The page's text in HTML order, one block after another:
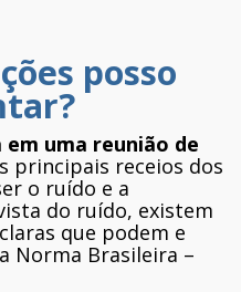
posso
uma reunião de
principais receios dos
o ruído e a
do ruído, existem
que podem e
Norma Brasileira –